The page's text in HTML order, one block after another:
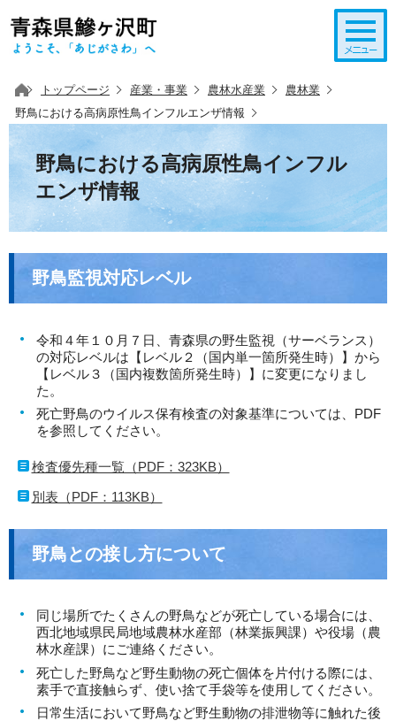
トップページ 産業・事業 農林水産業
農林業
野鳥における高病原性鳥インフルエンザ情報
野鳥における高病原性鳥インフル
エンザ情報
野鳥監視対応レベル
令和４年１０月７日、青森県の野生監視（サーベランス）
の対応レベルは【レベル２（国内単一箇所発生時）】から
【レベル３（国内複数箇所発生時）】に変更になりまし
た。
死亡野鳥のウイルス保有検査の対象基準については、PDF
を参照してください。
検査優先種一覧（PDF：323KB）
別表（PDF：113KB）
野鳥との接し方について
同じ場所でたくさんの野鳥などが死亡している場合には、
西北地域県民局地域農林水産部（林業振興課）や役場（農
林水産課）にご連絡ください。
死亡した野鳥など野生動物の死亡個体を片付ける際には、
素手で直接触らず、使い捨て手袋等を使用してください。
日常生活において野鳥など野生動物の排泄物等に触れた後